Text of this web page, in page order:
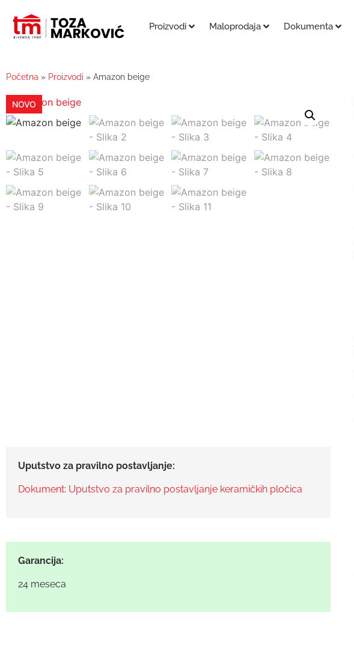
Proizvodi Maloprodaja Dokumenta
Početna » Proizvodi » Amazon beige
Uputstvo za pravilno postavljanje:
Dokument: Uputstvo za pravilno postavljanje keramičkih pločica
Garancija:
24 meseca